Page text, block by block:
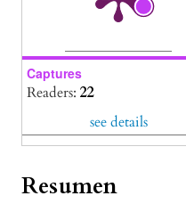
Captures
Readers: 22
see details
Resumen